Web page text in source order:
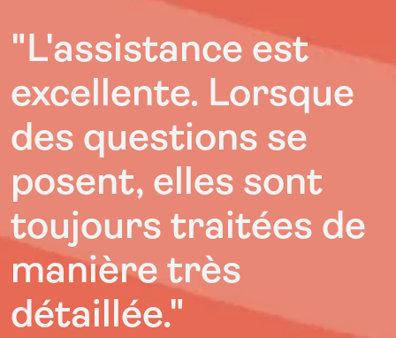
"L'assistance est
excellente. Lorsque
des questions se
posent, elles sont
toujours traitées de
manière très
détaillée."